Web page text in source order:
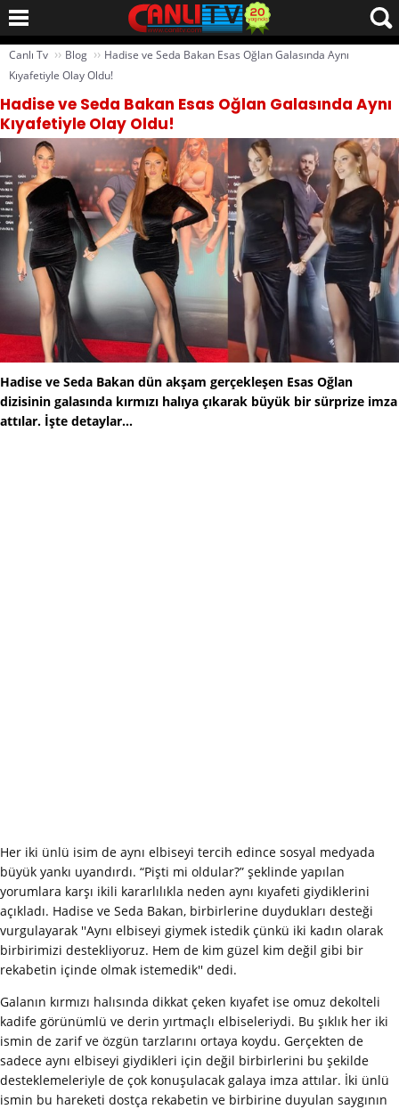
Canlı Tv ›› Blog ›› Hadise ve Seda Bakan Esas Oğlan Galasında Aynı
Kıyafetiyle Olay Oldu!
Hadise ve Seda Bakan Esas Oğlan Galasında Aynı
Kıyafetiyle Olay Oldu!
Hadise ve Seda Bakan dün akşam gerçekleşen Esas Oğlan
dizisinin galasında kırmızı halıya çıkarak büyük bir sürprize imza
attılar. İşte detaylar...
Her iki ünlü isim de aynı elbiseyi tercih edince sosyal medyada
büyük yankı uyandırdı. “Pişti mi oldular?” şeklinde yapılan
yorumlara karşı ikili kararlılıkla neden aynı kıyafeti giydiklerini
açıkladı. Hadise ve Seda Bakan, birbirlerine duydukları desteği
vurgulayarak ''Aynı elbiseyi giymek istedik çünkü iki kadın olarak
birbirimizi destekliyoruz. Hem de kim güzel kim değil gibi bir
rekabetin içinde olmak istemedik'' dedi.
Galanın kırmızı halısında dikkat çeken kıyafet ise omuz dekolteli
kadife görünümlü ve derin yırtmaçlı elbiseleriydi. Bu şıklık her iki
ismin de zarif ve özgün tarzlarını ortaya koydu. Gerçekten de
sadece aynı elbiseyi giydikleri için değil birbirlerini bu şekilde
desteklemeleriyle de çok konuşulacak galaya imza attılar. İki ünlü
ismin bu hareketi dostça rekabetin ve birbirine duyulan saygının